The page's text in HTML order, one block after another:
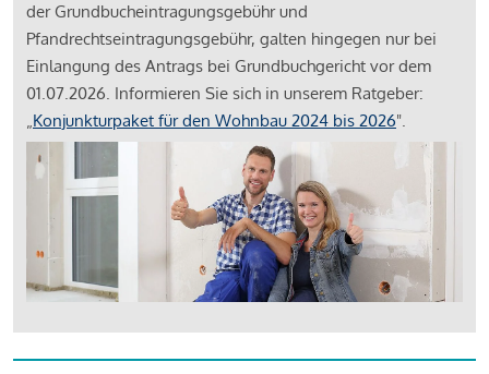
der Grundbucheintragungsgebühr und
Pfandrechtseintragungsgebühr, galten hingegen nur bei
Einlangung des Antrags bei Grundbuchgericht vor dem
01.07.2026. Informieren Sie sich in unserem Ratgeber:
„Konjunkturpaket für den Wohnbau 2024 bis 2026".